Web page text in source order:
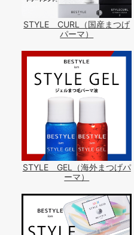
STYLE CURL（国産まつげ
パーマ）
STYLE GEL（海外まつげパ
ーマ）